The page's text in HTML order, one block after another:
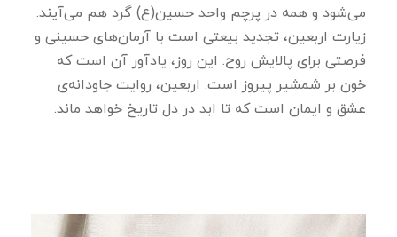
می‌شود و همه در پرچم واحد حسین(ع) گرد هم می‌آیند.
زیارت اربعین، تجدید بیعتی است با آرمان‌های حسینی و
فرصتی برای پالایش روح. این روز، یادآور آن است که
خون بر شمشیر پیروز است. اربعین، روایت جاودانه‌ی
عشق و ایمان است که تا ابد در دل تاریخ خواهد ماند.